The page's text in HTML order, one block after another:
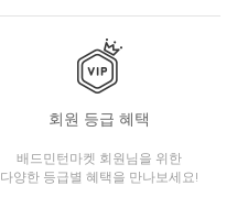
회원 등급 혜택
배드민턴마켓 회원님을 위한
다양한 등급별 혜택을 만나보세요!